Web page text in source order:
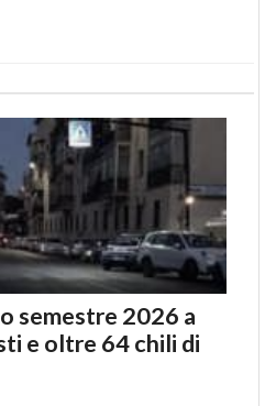
semestre 2026 a
e oltre 64 chili di